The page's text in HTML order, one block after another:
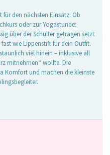
den nächsten Einsatz: Ob
oder zur Yogastunde:
über der Schulter getragen setzt
fast wie Lippenstift für dein Outfit.
viel hinein – inklusive all
mitnehmen“ wollte. Die
Komfort und machen die kleinste